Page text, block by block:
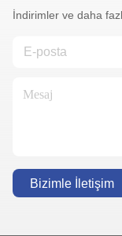
İndirimler ve daha
Bizimle İletişim